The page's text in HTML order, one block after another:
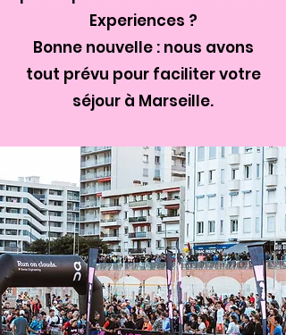
Experiences ?
Bonne nouvelle : nous avons
tout prévu pour faciliter votre
séjour à Marseille.